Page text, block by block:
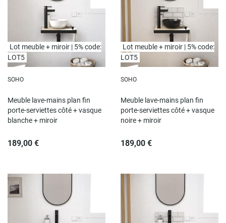
SOHO
Meuble lave-mains plan fin
porte-serviettes côté + vasque
blanche + miroir
189,00 €
Lot meuble + miroir | 5% code:
LOT5
SOHO
Meuble lave-mains plan fin
porte-serviettes côté + vasque
noire + miroir
189,00 €
Lot meuble + miroir | 5% code:
LOT5